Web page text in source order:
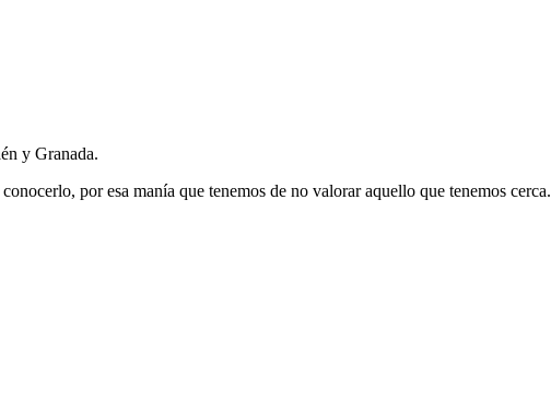
y Granada.
por esa manía que tenemos de no valorar aquello que tenemos cerca.